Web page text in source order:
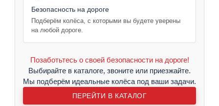
Безопасность на дороге
Подберём колёса, с которыми вы будете уверены
на любой дороге.
Позаботьтесь о своей безопасности на дороге!
Выбирайте в каталоге, звоните или приезжайте.
Мы подберём идеальные колёса под ваши задачи.
ПЕРЕЙТИ В КАТАЛОГ